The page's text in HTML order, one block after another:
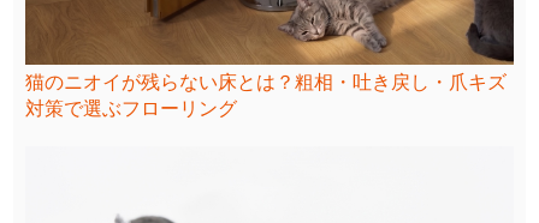
猫のニオイが残らない床とは？粗相・吐き戻し・爪キズ
対策で選ぶフローリング